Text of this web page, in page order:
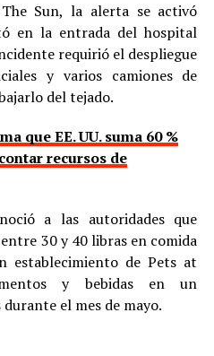
Sun, la alerta se activó
en la entrada del hospital
requirió el despliegue
y varios camiones de
del tejado.
que EE. UU. suma 60 %
recursos de
a las autoridades que
30 y 40 libras en comida
establecimiento de Pets at
y bebidas en un
el mes de mayo.